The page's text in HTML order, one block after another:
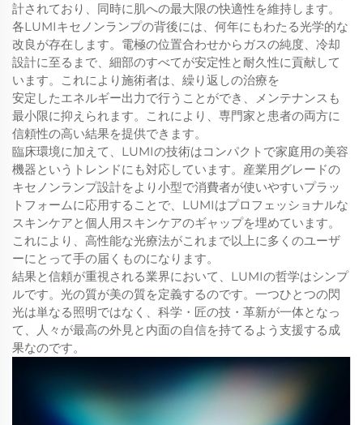
計されており、同時に肌への最大限の快適性を維持します。
各LUMIキセノンランプの背後には、何年にもわたる光学的な
改良が存在します。電極の位置合わせからガスの純度、冷却
設計に至るまで、細部のすべてが安定性と耐久性に貢献して
います。これにより施術者は、繰り返しの治療を
安定したエネルギー出力で行うことができ、メンテナンスも
最小限に抑えられます。これにより、専門家と患者の両方に
信頼性の高い結果を提供できます。
臨床環境に加えて、LUMIの技術はコンパクトで家庭用の美容
機器というトレンドにも対応しています。産業用グレードの
キセノンランプ設計をより小型で消費者が使いやすいプラッ
トフォームに応用することで、LUMIはプロフェッショナルな
スキンケアと個人用スキンケアのギャップを埋めています。
これにより、高性能な光療法がこれまで以上に多くのユーザ
ーにとって手の届くものになります。
結果と信頼が重視される業界において、LUMIの哲学はシンプ
ルです。光の質が美の質を定義するのです。一つひとつの閃
光は単なる照明ではなく、科学・匠の技・革新が一体となっ
て、人々が最高の外見と内面の自信を持てるよう支援する成
果なのです。